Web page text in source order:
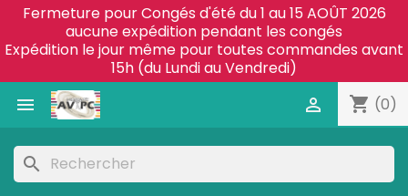
Fermeture pour Congés d'été du 1 au 15 AOÛT 2026
aucune expédition pendant les congés
Expédition le jour même pour toutes commandes avant
15h (du Lundi au Vendredi)
 shopping_cart (0)

search